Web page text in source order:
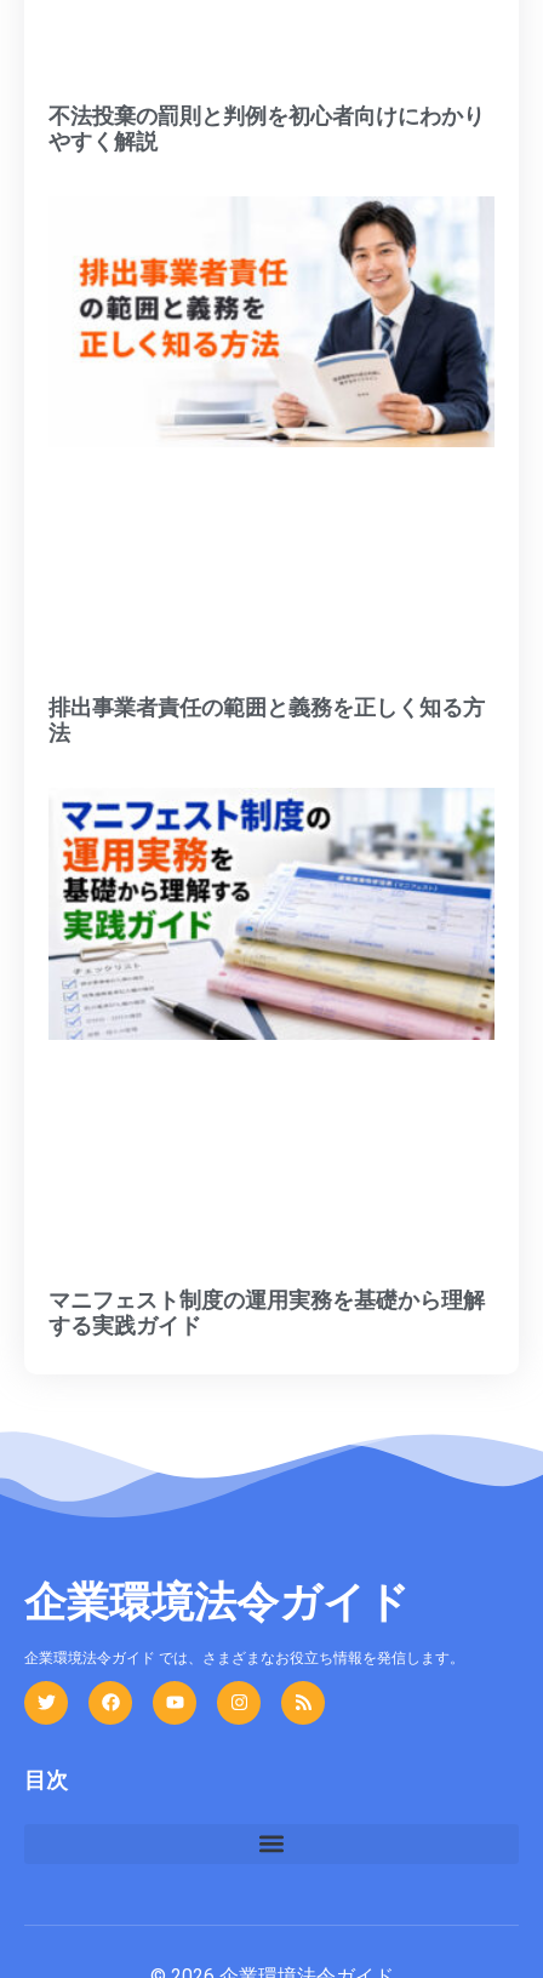
不法投棄の罰則と判例を初心者向けにわかり
やすく解説
排出事業者責任の範囲と義務を正しく知る方
法
マニフェスト制度の運用実務を基礎から理解
する実践ガイド
企業環境法令ガイド
企業環境法令ガイド では、さまざまなお役立ち情報を発信します。
目次